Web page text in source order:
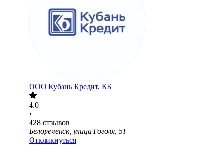
ООО Кубань Кредит, КБ
4.0
•
428 отзывов
Белореченск, улица Гоголя, 51
Откликнуться